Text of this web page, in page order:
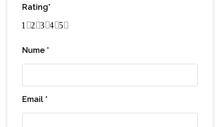
Rating*
5
4
3
2
1
Nume *
Email *